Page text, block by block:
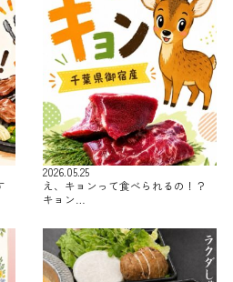
2026.05.25
え、キョンって食べられるの！？
キョン…